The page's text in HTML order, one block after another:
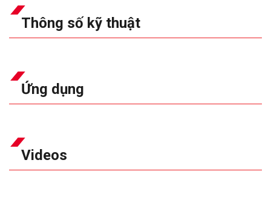
Thông số kỹ thuật
Ứng dụng
Videos